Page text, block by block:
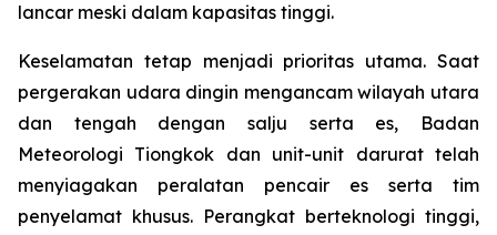
lancar meski dalam kapasitas tinggi.
Keselamatan tetap menjadi prioritas utama. Saat
pergerakan udara dingin mengancam wilayah utara
dan tengah dengan salju serta es, Badan
Meteorologi Tiongkok dan unit-unit darurat telah
menyiagakan peralatan pencair es serta tim
penyelamat khusus. Perangkat berteknologi tinggi,